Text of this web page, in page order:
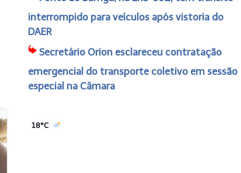
interrompido para veículos após vistoria do
DAER
Secretário Orion esclareceu contratação
emergencial do transporte coletivo em sessão
especial na Câmara
18°C